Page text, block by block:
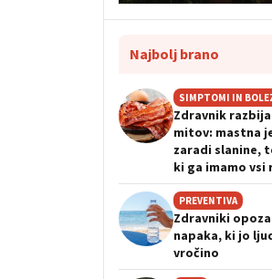
Najbolj brano
SIMPTOMI IN
Zdravnik
mitov: mastna
zaradi slanine,
ki ga imamo vsi
PREVENTIVA
Zdravniki
napaka, ki jo
vročino